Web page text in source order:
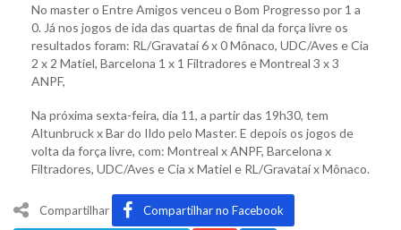
No master o Entre Amigos venceu o Bom Progresso por 1 a
0. Já nos jogos de ida das quartas de final da força livre os
resultados foram: RL/Gravataí 6 x 0 Mônaco, UDC/Aves e Cia
2 x 2 Matiel, Barcelona 1 x 1 Filtradores e Montreal 3 x 3
ANPF,
Na próxima sexta-feira, dia 11, a partir das 19h30, tem
Altunbruck x Bar do Ildo pelo Master. E depois os jogos de
volta da força livre, com: Montreal x ANPF, Barcelona x
Filtradores, UDC/Aves e Cia x Matiel e RL/Gravataí x Mônaco.
Compartilhar Compartilhar no Facebook